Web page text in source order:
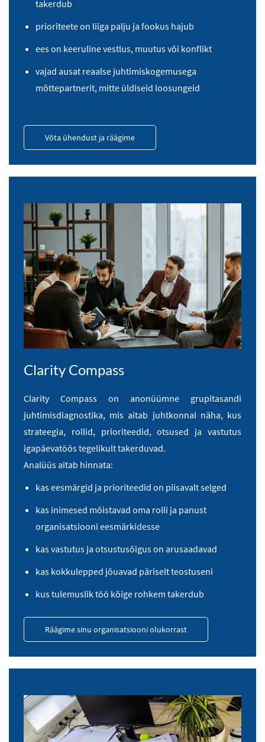
takerdub
prioriteete on liiga palju ja fookus hajub
ees on keeruline vestlus, muutus või konflikt
vajad ausat reaalse juhtimiskogemusega
mõttepartnerit, mitte üldiseid loosungeid
Võta ühendust ja räägime
Clarity Compass
Clarity Compass on anonüümne grupitasandi
juhtimisdiagnostika, mis aitab juhtkonnal näha, kus
strateegia, rollid, prioriteedid, otsused ja vastutus
igapäevatöös tegelikult takerduvad.
Analüüs aitab hinnata:
kas eesmärgid ja prioriteedid on piisavalt selged
kas inimesed mõistavad oma rolli ja panust
organisatsiooni eesmärkidesse
kas vastutus ja otsustusõigus on arusaadavad
kas kokkulepped jõuavad päriselt teostuseni
kus tulemuslik töö kõige rohkem takerdub
Räägime sinu organisatsiooni olukorrast